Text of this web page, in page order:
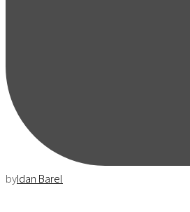
byIdan Barel